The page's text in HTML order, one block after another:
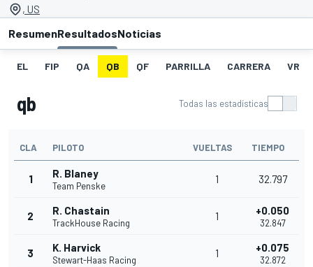
, US
ResumenResultadosNoticias
EL FIP QA QB QF PARRILLA CARRERA VR
qb Todas las estadísticas
CLA PILOTO VUELTAS TIEMPO
1 R. Blaney
Team Penske
1 32.797
2 R. Chastain
TrackHouse Racing
1 +0.050
32.847
3 K. Harvick
Stewart-Haas Racing
1 +0.075
32.872